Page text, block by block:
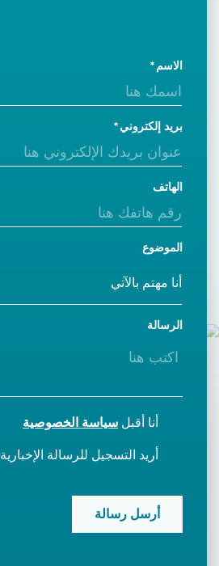
الاسم
بريد إلكتروني
الهاتف
الموضوع
الرسالة
أنا أقبل سياسة الخصوصية
أريد التسجيل للرسالة الإخبارية